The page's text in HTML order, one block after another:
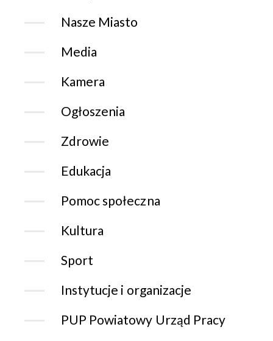
Nasze Miasto
Media
Kamera
Ogłoszenia
Zdrowie
Edukacja
Pomoc społeczna
Kultura
Sport
Instytucje i organizacje
PUP Powiatowy Urząd Pracy